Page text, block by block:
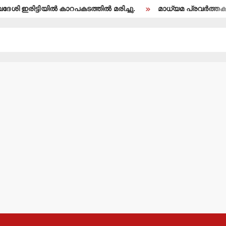
ഇരിട്ടിയില്‍ കാറപകടത്തില്‍ മരിച്ചു. മാധ്യമ പ്രവര്‍ത്തകന്‍